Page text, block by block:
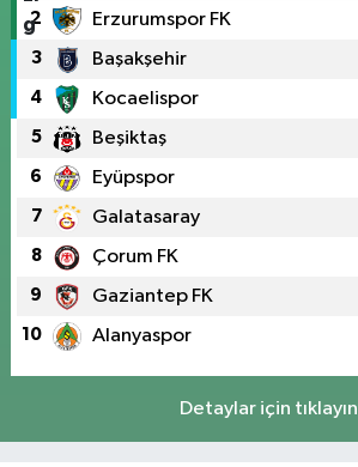
2 Erzurumspor FK
3 Başakşehir
4 Kocaelispor
5 Beşiktaş
6 Eyüpspor
7 Galatasaray
8 Çorum FK
9 Gaziantep FK
10 Alanyaspor
Detaylar için tıklayın